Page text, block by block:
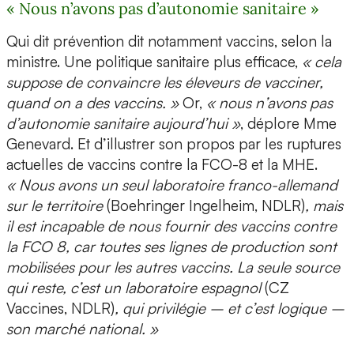
« Nous n’avons pas d’autonomie sanitaire »
Qui dit prévention dit notamment vaccins, selon la
ministre. Une politique sanitaire plus efficace, « cela
suppose de convaincre les éleveurs de vacciner,
quand on a des vaccins. »Or, « nous n’avons pas
d’autonomie sanitaire aujourd’hui », déplore Mme
Genevard. Et d’illustrer son propos par les ruptures
actuelles de vaccins contre la FCO-8 et la MHE.
« Nous avons un seul laboratoire franco-allemand
sur le territoire(Boehringer Ingelheim, NDLR), mais
il est incapable de nous fournir des vaccins contre
la FCO 8, car toutes ses lignes de production sont
mobilisées pour les autres vaccins. La seule source
qui reste, c’est un laboratoire espagnol(CZ
Vaccines, NDLR), qui privilégie – et c’est logique –
son marché national. »